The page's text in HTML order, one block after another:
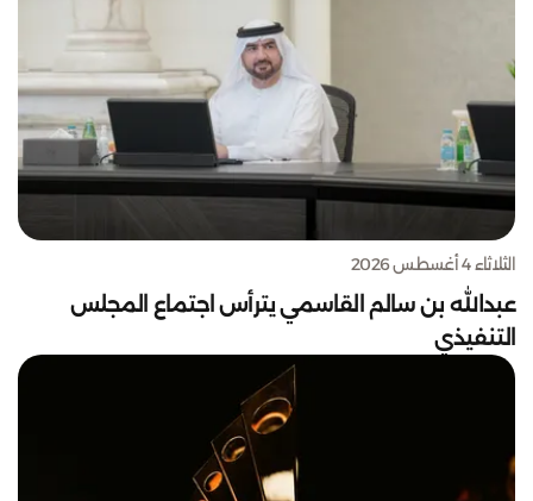
الثلاثاء 4 أغسطس 2026
عبدالله بن سالم القاسمي يترأس اجتماع المجلس
التنفيذي